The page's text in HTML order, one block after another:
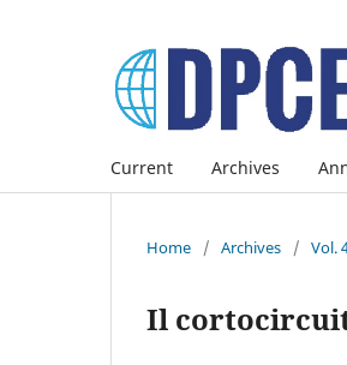
Current Archives
Home / Archives / Vol.
Il